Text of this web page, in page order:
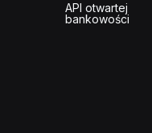
API otwartej
bankowości